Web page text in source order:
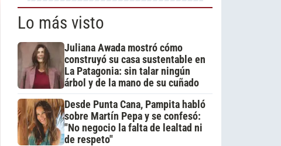
Lo más visto
Juliana Awada mostró cómo
construyó su casa sustentable en
La Patagonia: sin talar ningún
árbol y de la mano de su cuñado
Desde Punta Cana, Pampita habló
sobre Martín Pepa y se confesó:
"No negocio la falta de lealtad ni
de respeto"